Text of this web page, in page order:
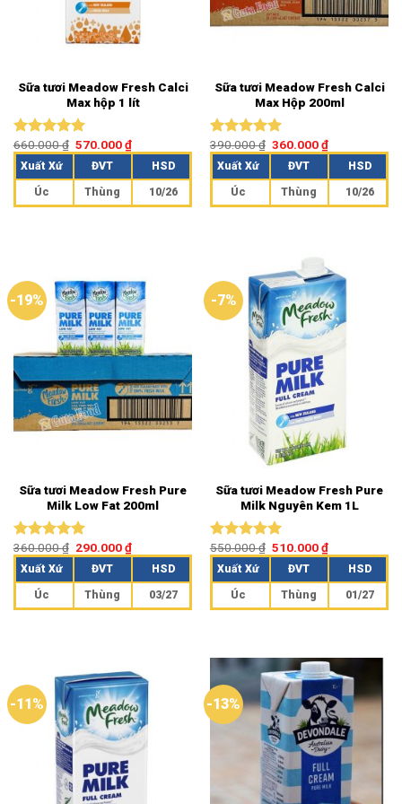
Sữa tươi Meadow Fresh Calci
Max hộp 1 lít
Được xếp
hạng 5.00
660.000₫ 570.000₫
Xuất Xứ ĐVT HSD
Úc Thùng 10/26
Sữa tươi Meadow Fresh Calci
Max Hộp 200ml
Được xếp
hạng 5.00
390.000₫ 360.000₫
Xuất Xứ ĐVT HSD
Úc Thùng 10/26
-19%
Sữa tươi Meadow Fresh Pure
Milk Low Fat 200ml
Được xếp
hạng 5.00
5 sao
360.000₫ 290.000₫
Xuất Xứ ĐVT HSD
Úc Thùng 03/27
-7%
Sữa tươi Meadow Fresh Pure
Milk Nguyên Kem 1L
Được xếp
hạng 5.00
5 sao
550.000₫ 510.000₫
Xuất Xứ ĐVT HSD
Úc Thùng 01/27
-11% -13%